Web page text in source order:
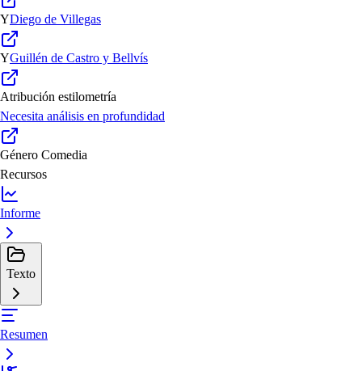
YDiego de Villegas
YGuillén de Castro y Bellvís
Atribución estilometría
Necesita análisis en profundidad
Género Comedia
Recursos
Informe
Texto
Resumen